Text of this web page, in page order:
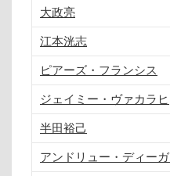
大政亮
江本洸志
ピアーズ・フランシス
ジェイミー・ヴァカラヒ
半田裕己
アンドリュー・ディー